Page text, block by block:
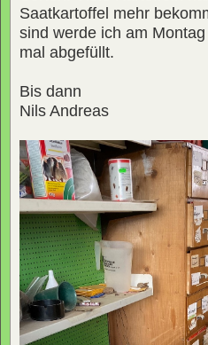
Saatkartoffel mehr
sind werde ich am
mal abgefüllt.
Bis dann
Nils Andreas